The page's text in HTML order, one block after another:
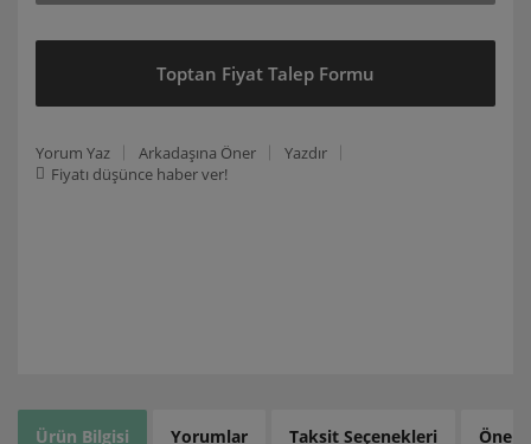
Toptan Fiyat Talep Formu
Yorum Yaz Arkadaşına Öner
Yazdır
Fiyatı düşünce haber ver!
Ürün Bilgisi Yorumlar Taksit Seçenekleri